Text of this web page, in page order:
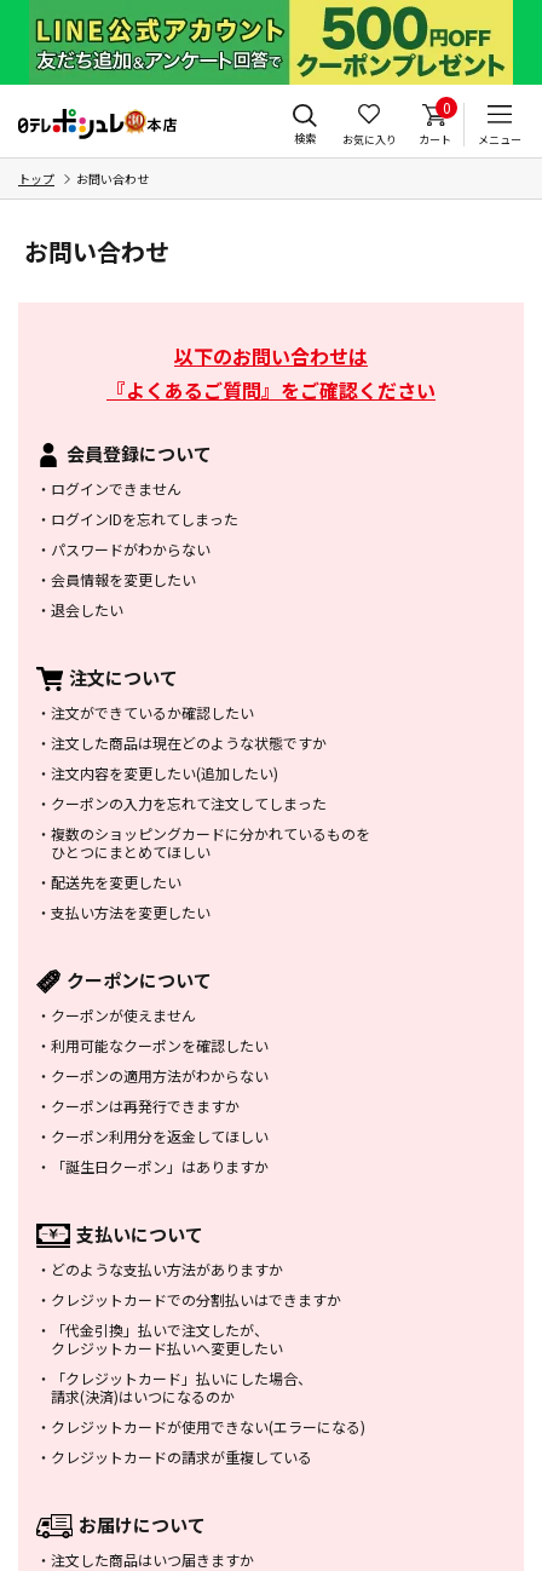
検索 お気に入り
0
カート メニュー
トップ お問い合わせ
お問い合わせ
以下のお問い合わせは
『よくあるご質問』をご確認ください
会員登録について
・ ログインできません
・ ログインIDを忘れてしまった
・ パスワードがわからない
・ 会員情報を変更したい
・ 退会したい
注文について
・ 注文ができているか確認したい
・ 注文した商品は現在どのような状態ですか
・ 注文内容を変更したい(追加したい)
・ クーポンの入力を忘れて注文してしまった
・ 複数のショッピングカードに分かれているものを
ひとつにまとめてほしい
・ 配送先を変更したい
・ 支払い方法を変更したい
クーポンについて
・ クーポンが使えません
・ 利用可能なクーポンを確認したい
・ クーポンの適用方法がわからない
・ クーポンは再発行できますか
・ クーポン利用分を返金してほしい
・
「誕生日クーポン」はありますか
支払いについて
・ どのような支払い方法がありますか
・ クレジットカードでの分割払いはできますか
・
「代金引換」払いで注文したが、
クレジットカード払いへ変更したい
・
「クレジットカード」払いにした場合、
請求(決済)はいつになるのか
・ クレジットカードが使用できない(エラーになる)
・ クレジットカードの請求が重複している
お届けについて
・ 注文した商品はいつ届きますか